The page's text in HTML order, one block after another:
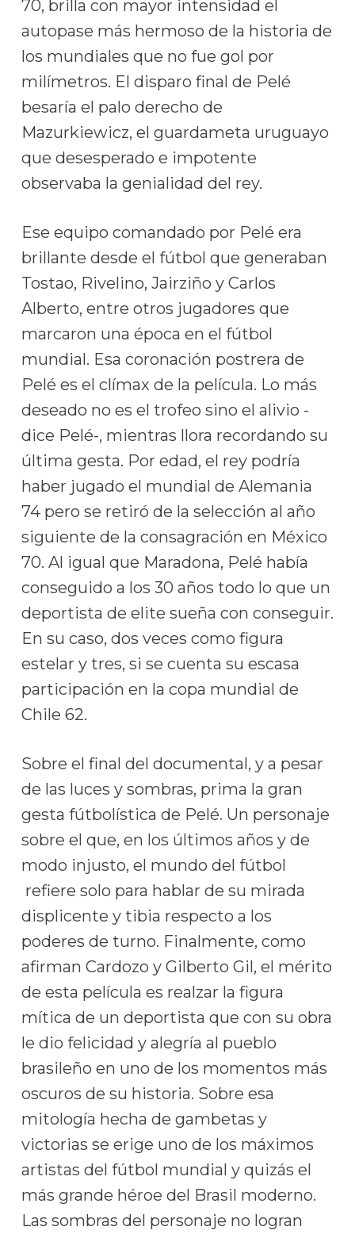
70, brilla con mayor intensidad el
autopase más hermoso de la historia de
los mundiales que no fue gol por
milímetros. El disparo final de Pelé
besaría el palo derecho de
Mazurkiewicz, el guardameta uruguayo
que desesperado e impotente
observaba la genialidad del rey.
Ese equipo comandado por Pelé era
brillante desde el fútbol que generaban
Tostao, Rivelino, Jairziño y Carlos
Alberto, entre otros jugadores que
marcaron una época en el fútbol
mundial. Esa coronación postrera de
Pelé es el clímax de la película. Lo más
deseado no es el trofeo sino el alivio -
dice Pelé-, mientras llora recordando su
última gesta. Por edad, el rey podría
haber jugado el mundial de Alemania
74 pero se retiró de la selección al año
siguiente de la consagración en México
70. Al igual que Maradona, Pelé había
conseguido a los 30 años todo lo que un
deportista de elite sueña con conseguir.
En su caso, dos veces como figura
estelar y tres, si se cuenta su escasa
participación en la copa mundial de
Chile 62.
Sobre el final del documental, y a pesar
de las luces y sombras, prima la gran
gesta fútbolística de Pelé. Un personaje
sobre el que, en los últimos años y de
modo injusto, el mundo del fútbol
refiere solo para hablar de su mirada
displicente y tibia respecto a los
poderes de turno. Finalmente, como
afirman Cardozo y Gilberto Gil, el mérito
de esta película es realzar la figura
mítica de un deportista que con su obra
le dio felicidad y alegría al pueblo
brasileño en uno de los momentos más
oscuros de su historia. Sobre esa
mitología hecha de gambetas y
victorias se erige uno de los máximos
artistas del fútbol mundial y quizás el
más grande héroe del Brasil moderno.
Las sombras del personaje no logran